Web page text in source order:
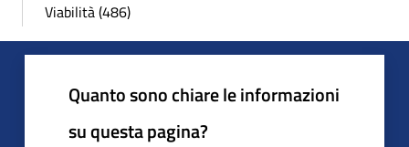
Viabilità (486)
Quanto sono chiare le informazioni
su questa pagina?